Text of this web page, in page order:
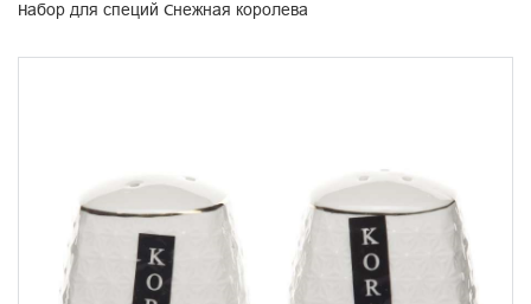
Набор для специй Снежная королева